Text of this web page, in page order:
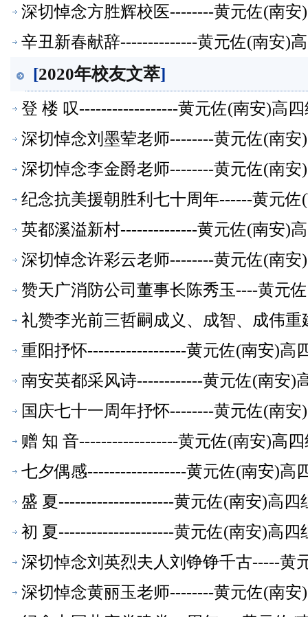
深切悼念方胜辉校医--------黄元佐(南
辛丑新春献辞--------------黄元佐(南安)
[2020年校友文萃]
登 楼 叹------------------黄元佐(南安)高
深切悼念刘墨荤老师--------黄元佐(南
深切悼念李金爵老师--------黄元佐(南
纪念抗美援朝胜利七十周年------黄元
英都溪溢新村--------------黄元佐(南安)
深切悼念许彩云老师--------黄元佐(南
赞天广消防公司董事长陈秀玉----黄元
礼赞李光前三哲嗣成义、成智、成伟
休教师【校友文萃】
重阳抒怀------------------黄元佐(南安)高
南安英都采风诗------------黄元佐(南安)
国庆七十一周年抒怀--------黄元佐(南
赠 知 音------------------黄元佐(南安)高
七夕偶感------------------黄元佐(南安)高
盛 夏---------------------黄元佐(南安)高
初 夏---------------------黄元佐(南安)高
深切悼念刘英烈夫人刘铮铮千古-----黄
萃】
深切悼念黄丽玉老师--------黄元佐(南